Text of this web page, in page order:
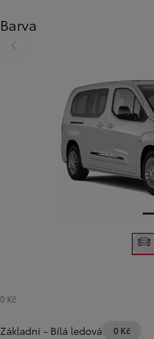
Barva
Předchozí
0 Kč
Základní - Bílá ledová 0 Kč